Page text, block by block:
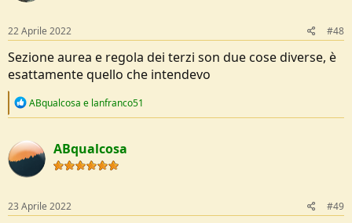
22 Aprile 2022 #48
Sezione aurea e regola dei terzi son due cose diverse, è
esattamente quello che intendevo
R
e
c
t
o
s
:
ABqualcosa e lanfranco51
ABqualcosa
23 Aprile 2022 #49